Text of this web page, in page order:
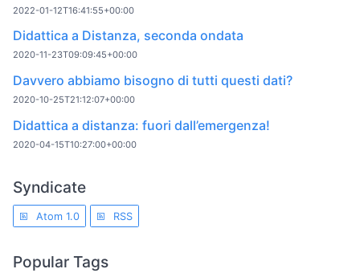
2022-01-12T16:41:55+00:00
Didattica a Distanza, seconda ondata
2020-11-23T09:09:45+00:00
Davvero abbiamo bisogno di tutti questi dati?
2020-10-25T21:12:07+00:00
Didattica a distanza: fuori dall’emergenza!
2020-04-15T10:27:00+00:00
Syndicate
Atom 1.0 RSS
Popular Tags